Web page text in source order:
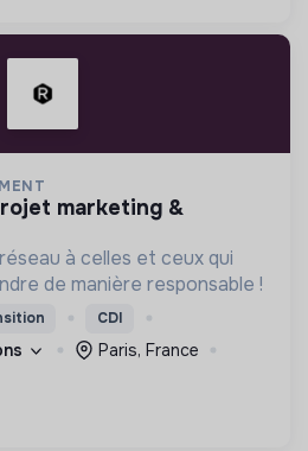
à celles et ceux qui
de manière responsable !
CDI
Paris, France